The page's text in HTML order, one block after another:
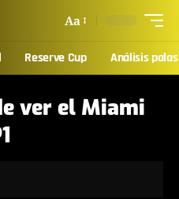
Aa
Reserve Cup Análisis palas
ver el Miami